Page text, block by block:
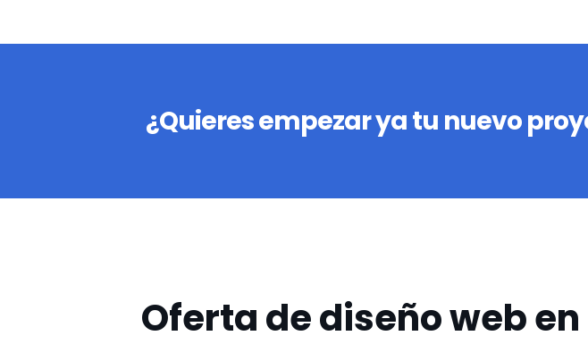
¿Quieres empezar ya tu nuevo
Oferta de diseño web